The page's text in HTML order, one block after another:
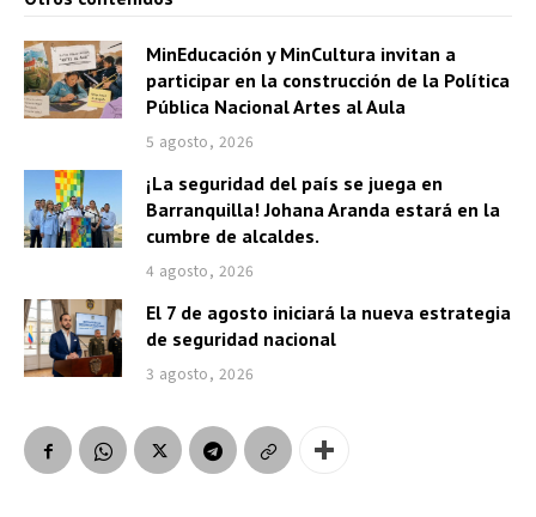
MinEducación y MinCultura invitan a
participar en la construcción de la Política
Pública Nacional Artes al Aula
5 agosto, 2026
¡La seguridad del país se juega en
Barranquilla! Johana Aranda estará en la
cumbre de alcaldes.
4 agosto, 2026
El 7 de agosto iniciará la nueva estrategia
de seguridad nacional
3 agosto, 2026